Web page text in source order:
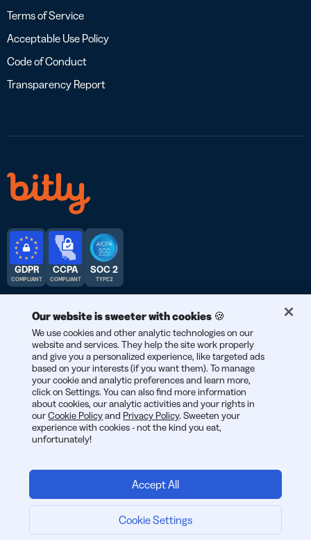
Terms of Service
Acceptable Use Policy
Code of Conduct
Transparency Report
© 2026 Bitly | สร้างสรรค์ในนครนิวยอร์ก เบอร์ลิน และทั่วโลก
GDPR
COMPLIANT
CCPA
COMPLIANT
SOC 2
TYPE 2
Our website is sweeter with cookies 🍪
We use cookies and other analytic technologies on our
website and services. They help the site work properly
and give you a personalized experience, like targeted ads
based on your interests (if you want them). To manage
your cookie and analytic preferences and learn more,
click on Settings. You can also find more information
about cookies, our analytic activities and your rights in
ourCookie Policyand Privacy Policy. Sweeten your
experience with cookies - not the kind you eat,
unfortunately!
Cookie Settings
Accept All